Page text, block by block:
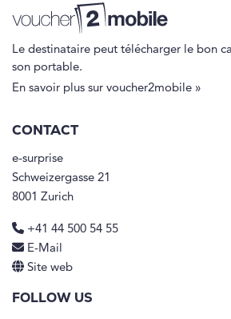
Le destinataire peut télécharger le bon
son portable.
En savoir plus sur voucher2mobile »
CONTACT
e-surprise
Schweizergasse 21
8001 Zurich
+41 44 500 54 55
E-Mail
Site web
FOLLOW US